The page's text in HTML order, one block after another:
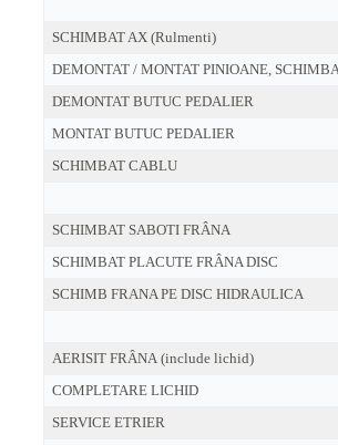
SCHIMBAT AX (Rulmenti)
DEMONTAT / MONTAT PINIOANE,
DEMONTAT BUTUC PEDALIER
MONTAT BUTUC PEDALIER
SCHIMBAT CABLU
SCHIMBAT SABOTI FRÂNA
SCHIMBAT PLACUTE FRÂNA DISC
SCHIMB FRANA PE DISC HIDRAULICA
AERISIT FRÂNA (include lichid)
COMPLETARE LICHID
SERVICE ETRIER